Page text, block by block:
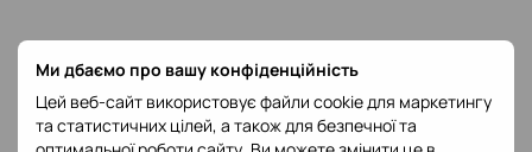
Ми дбаємо про вашу конфіденційність
Цей веб-сайт використовує файли cookie для маркетингу
та статистичних цілей, а також для безпечної та